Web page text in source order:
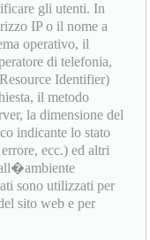
gli utenti. In
IP o il nome a
operativo, il
di telefonia,
Identifier)
il metodo
la dimensione del
indicante lo stato
ecc.) ed altri
sono utilizzati per
sito web e per